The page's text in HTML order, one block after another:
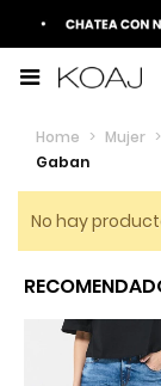
Home > Mujer >
Gaban
No hay